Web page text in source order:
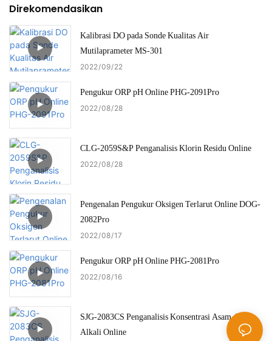
Direkomendasikan
Kalibrasi DO pada Sonde Kualitas Air
Mutilaprameter MS-301
2022 09 22
Pengukur ORP pH Online PHG-2091Pro
2022 08 28
CLG-2059S&P Penganalisis Klorin Residu Online
2022 08 28
Pengenalan Pengukur Oksigen Terlarut Online DOG-
2082Pro
2022 08 17
Pengukur ORP pH Online PHG-2081Pro
2022 08 16
SJG-2083CS Penganalisis Konsentrasi Asam dan
Alkali Online